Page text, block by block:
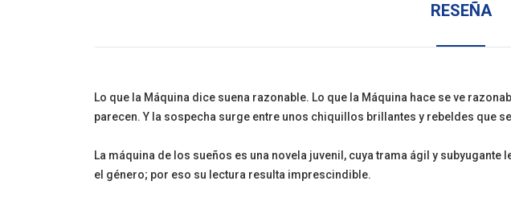
RESEÑA
Lo que la Máquina dice suena razonable. Lo que la Máquina hace se ve
parecen. Y la sospecha surge entre unos chiquillos brillantes y rebeldes que
La máquina de los sueños es una novela juvenil, cuya trama ágil y
el género; por eso su lectura resulta imprescindible.